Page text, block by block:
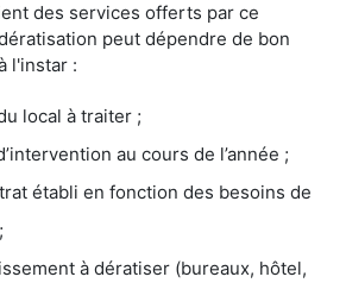
des services offerts par ce
peut dépendre de bon
l'instar :
local à traiter ;
au cours de l’année ;
établi en fonction des besoins de
à dératiser (bureaux, hôtel,